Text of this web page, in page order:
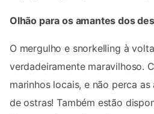
Olhão para os amantes dos
O mergulho e snorkelling à
verdadeiramente maravilhoso.
marinhos locais, e não perca
de ostras! Também estão